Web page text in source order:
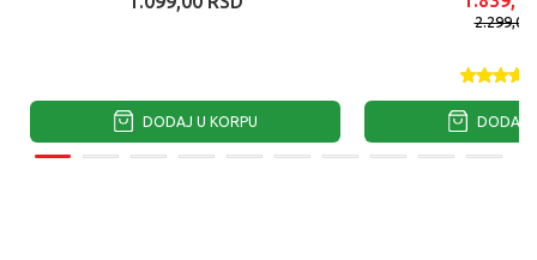
DODAJ U KORPU
2.299,00
DODAJ